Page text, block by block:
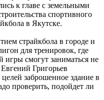
к главе с земельными
спортивного
в Якутске.
страйкбола в городе и
для тренировок, где
игры смогут заниматься не
Григорьев
заброшенное здание в
проверить, подойдет ли